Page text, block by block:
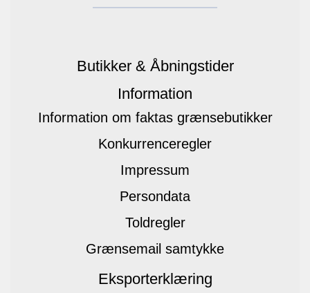
Butikker & Åbningstider
Information
Information om faktas grænsebutikker
Konkurrenceregler
Impressum
Persondata
Toldregler
Grænsemail samtykke
Eksporterklæring